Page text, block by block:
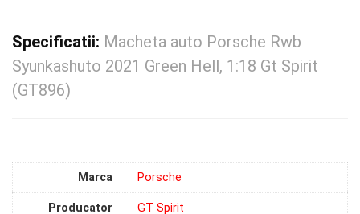
Specificatii: Macheta auto Porsche Rwb
Syunkashuto 2021 Green Hell, 1:18 Gt Spirit
(GT896)
Marca Porsche
Producator GT Spirit